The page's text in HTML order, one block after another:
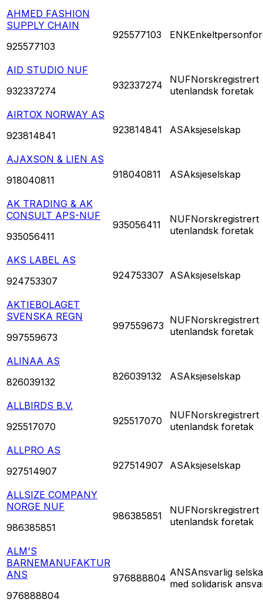
AHMED FASHION
SUPPLY CHAIN
925577103
925577103 ENK
AID STUDIO NUF
932337274
932337274 NUFNorskregistrert
utenlandsk foretak
AIRTOX NORWAY AS
923814841
923814841 ASAksjeselskap
AJAXSON & LIEN AS
918040811
918040811 ASAksjeselskap
AK TRADING & AK
CONSULT APS-NUF
935056411
935056411 NUFNorskregistrert
utenlandsk foretak
AKS LABEL AS
924753307
924753307 ASAksjeselskap
AKTIEBOLAGET
SVENSKA REGN
997559673
997559673 NUFNorskregistrert
utenlandsk foretak
ALINAA AS
826039132
826039132 ASAksjeselskap
ALLBIRDS B.V.
925517070
925517070 NUFNorskregistrert
utenlandsk foretak
ALLPRO AS
927514907
927514907 ASAksjeselskap
ALLSIZE COMPANY
NORGE NUF
986385851
986385851 NUFNorskregistrert
utenlandsk foretak
ALM'S
BARNEMANUFAKTUR
ANS
976888804
976888804 ANSAnsvarlig
med solidarisk